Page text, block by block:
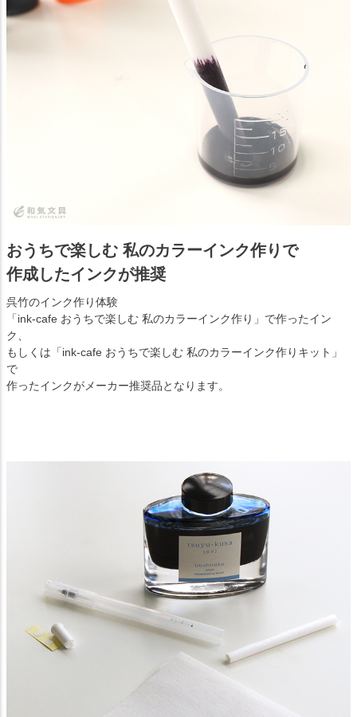
おうちで楽しむ 私のカラーインク作りで
作成したインクが推奨
呉竹のインク作り体験
「ink-cafe おうちで楽しむ 私のカラーインク作り」で作ったイン
ク、
もしくは「ink-cafe おうちで楽しむ 私のカラーインク作りキット」
で
作ったインクがメーカー推奨品となります。